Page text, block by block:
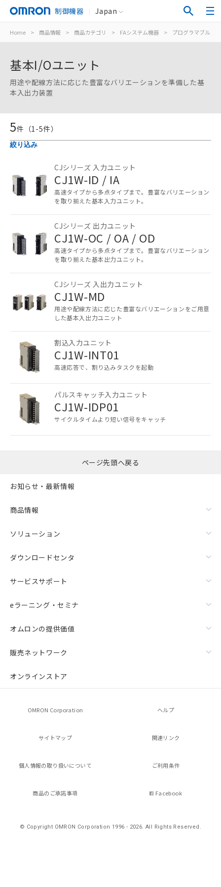
制御機器 Japan
Home > 商品情報 > 商品カテゴリ > FAシステム機器 > プログラマブルコ
基本I/Oユニット
用途や配線方法に応じた豊富なバリエーションを準備した基
本入出力装置
5件（1-5件）
絞り込み
CJシリーズ 入力ユニット
CJ1W-ID / IA
高速タイプから多点タイプまで。豊富なバリエーション
を取り揃えた基本入力ユニット。
CJシリーズ 出力ユニット
CJ1W-OC / OA / OD
高速タイプから多点タイプまで。豊富なバリエーション
を取り揃えた基本出力ユニット。
CJシリーズ 入出力ユニット
CJ1W-MD
用途や配線方法に応じた豊富なバリエーションをご用意
した基本入出力ユニット
割込入力ユニット
CJ1W-INT01
高速応答で、割り込みタスクを起動
パルスキャッチ入力ユニット
CJ1W-IDP01
サイクルタイムより短い信号をキャッチ
ページ先頭へ戻る
お知らせ・最新情報
商品情報
ソリューション
ダウンロードセンタ
サービスサポート
eラーニング・セミナ
オムロンの提供価値
販売ネットワーク
オンラインストア
OMRON Corporation ヘルプ
サイトマップ 関連リンク
個人情報の取り扱いについて ご利用条件
商品のご承諾事項 Facebook
© Copyright OMRON Corporation 1996 - 2026.All Rights Reserved.
記
号
説明
一定数には満たないが在庫あり
空
受注生産機種、また在庫状況の
ご利用条件
以下の条件をお読みいただき、同意のうえ
ご利用ください。
本サービスは、当社制御機器事業取扱
(税抜)を提供させていただくもので
す。
当社制御機器事業取扱商品の中には、
本サービスの対象外となる商品もある
在庫状況および標準価格照会結果は、
記載している更新日時点での社内デー
タに基づき作成されるものであり、閲
覧された時点での実際の在庫および標
様のお取引先、またはお客様担当のオ
ご相談ください。
事前の承諾なく第三者に漏洩または開
マイパーツ機能（部品リスト作成サー
メンバーズにご登録されている必要が
登録された部品リストについて、当社
品・サービスに関するお客様との取
をご了承ください。
用者の範囲」に記載されている法人を